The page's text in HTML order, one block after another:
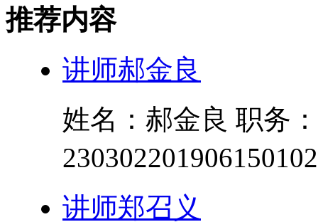
推荐内容
讲师郝金良
姓名：郝金良 职务
讲师郑召义